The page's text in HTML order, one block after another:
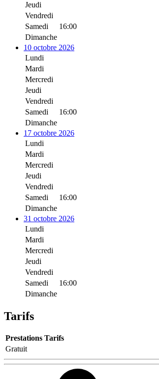
Jeudi
Vendredi
Samedi
16:00
Dimanche
10 octobre 2026
Lundi
Mardi
Mercredi
Jeudi
Vendredi
Samedi
16:00
Dimanche
17 octobre 2026
Lundi
Mardi
Mercredi
Jeudi
Vendredi
Samedi
16:00
Dimanche
31 octobre 2026
Lundi
Mardi
Mercredi
Jeudi
Vendredi
Samedi
16:00
Dimanche
Tarifs
Prestations Tarifs
Gratuit